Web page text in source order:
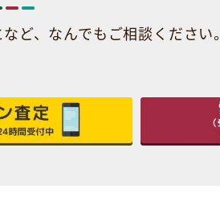
ど、 なんでもご相談ください。